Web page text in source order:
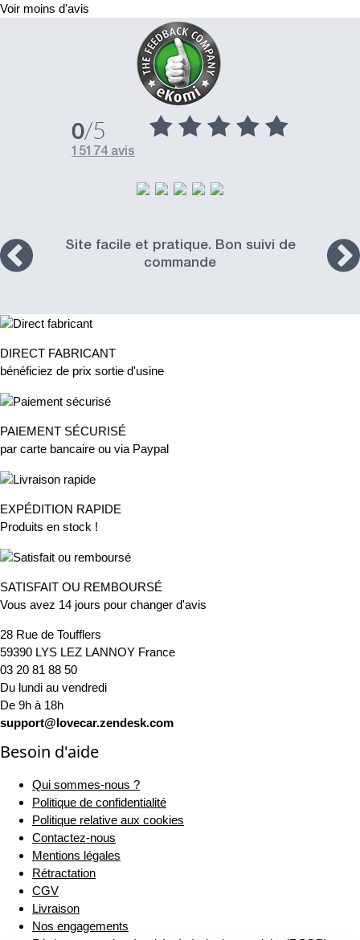
Voir moins d'avis
0/5
15174 avis
Site facile et pratique. Bon suivi de
commande
DIRECT FABRICANT
bénéficiez de prix sortie d'usine
PAIEMENT SÉCURISÉ
par carte bancaire ou via Paypal
EXPÉDITION RAPIDE
Produits en stock !
SATISFAIT OU REMBOURSÉ
Vous avez 14 jours pour changer d'avis
28 Rue de Toufflers
59390 LYS LEZ LANNOY France
03 20 81 88 50
Du lundi au vendredi
De 9h à 18h
support@lovecar.zendesk.com
Besoin d'aide
Qui sommes-nous ?
Politique de confidentialité
Politique relative aux cookies
Contactez-nous
Mentions légales
Rétractation
CGV
Livraison
Nos engagements